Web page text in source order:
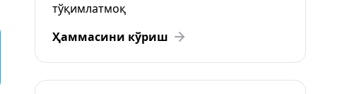
тўқимлатмоқ
Ҳаммасини кўриш